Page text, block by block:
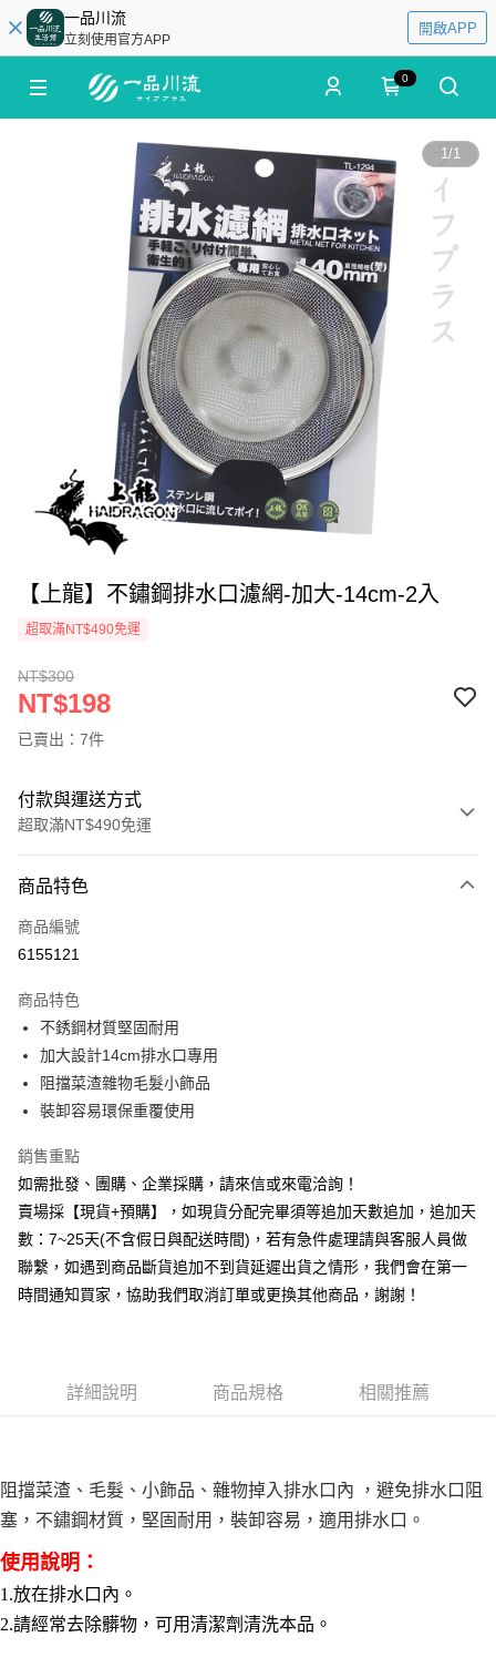
一品川流
立刻使用官方APP
開啟APP
0
1/1
【上龍】不鏽鋼排水口濾網-加大-14cm-2入
超取滿NT$490免運
NT$300
NT$198
已賣出：7件
付款與運送方式
超取滿NT$490免運
信用卡一次付款
信用卡分期付款
合作金庫商業銀行
華南商業銀行
上海商業儲蓄銀行
國泰世華商業銀行
臺灣中小企業銀行
聯邦商業銀行
元大商業銀行
永豐商業銀行
台新國際商業銀行
中國信託商業銀行
台灣樂天信用卡公司
6 期 0 利率 每期
華南商業銀行
上海商業儲蓄銀行
國泰世華商業銀行
匯豐（台灣）商業銀行
聯邦商業銀行
遠東國際商業銀行
元大商業銀行
永豐商業銀行
玉山商業銀行
星展（台灣）商業銀行
台新國際商業銀行
台灣樂天信用卡公司
12 期 0 利率 每期NT$16
合作金庫商業銀行
上海商業儲蓄銀行
國泰世華商業銀行
臺灣中小企業銀行
匯豐（台灣）商業銀行
華泰商業銀行
聯邦商業銀行
遠東國際商業銀行
元大商業銀行
永豐商業銀行
玉山商業銀行
星展（台灣）商業銀行
台新國際商業銀行
中國信託商業銀行
超商取貨付款
LINE Pay
街口支付
悠遊付
全盈+PAY
AFTEE先享後付
１．簡單：不需註冊會員、不需綁卡、不需儲值。
【「AFTEE先享後付」結帳流程】
１．於結帳方式選擇「AFTEE先享後付」後，將跳轉至「AFTEE先享後付」
結帳頁面，進行簡訊認證並確認金額後，即可完成結帳。
３．收到繳費通知簡訊後14天內，點擊此簡訊中的連結，可透過四大超商／
※ 請注意：結帳手續完成當下不需立刻繳費，但若您需要取消訂單，請聯絡
購買商品的店家。未經商家同意取消之訂單仍視為有效，需透過AFTEE先享
貨到付款
全家取貨付款三天後到
每筆NT$60，滿NT$490(含以上)免運費
全家離島取貨付款
每筆NT$100，滿NT$1,000(含以上)免運費
7-11取貨付款三天
商品特色
商品編號
6155121
商品特色
不銹鋼材質堅固耐用
加大設計14cm排水口專用
阻擋菜渣雜物毛髮小飾品
裝卸容易環保重覆使用
銷售重點
如需批發、團購、企業採購，請來信或來電洽詢！
賣場採【現貨+預購】，如現貨分配完畢須等追加天數追加，追加天
數：7~25天(不含假日與配送時間)，若有急件處理請與客服人員做
聯繫，如遇到商品斷貨追加不到貨延遲出貨之情形，我們會在第一
時間通知買家，協助我們取消訂單或更換其他商品，謝謝！
詳細說明 商品規格 相關推薦
阻擋菜渣、 毛髮、小飾品、雜物掉入排水口內 ，避免排水口阻
塞，不鏽鋼材質，堅固耐用，裝卸容易，適用排水口。
使用說明：
1.放在排水口內。
2.請經常去除髒物，可用清潔劑清洗本品。